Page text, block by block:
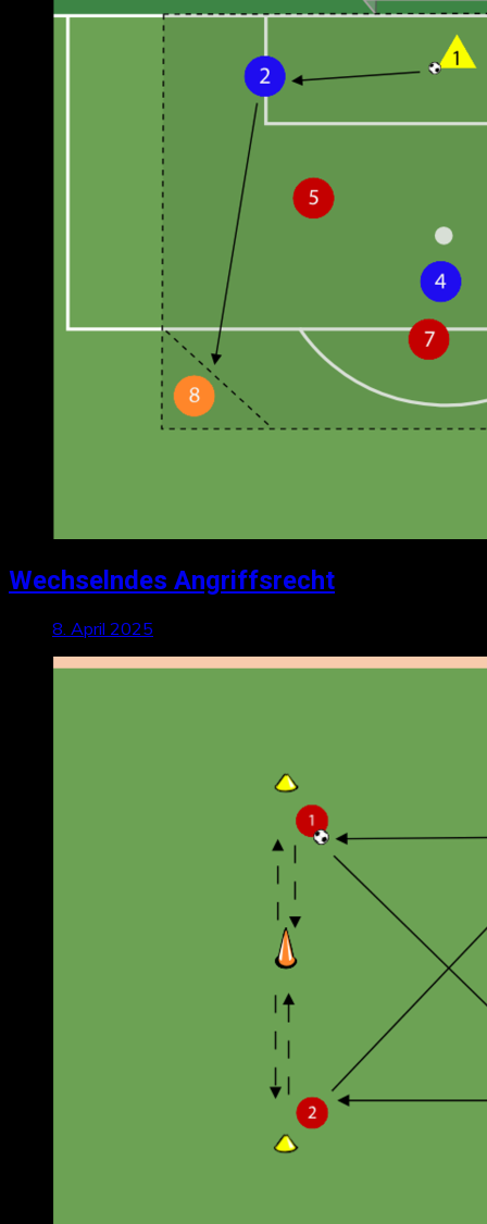
Wechselndes Angriffsrecht
8. April 2025